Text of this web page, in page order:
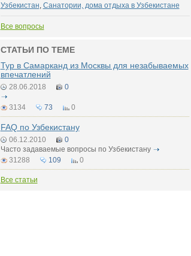
Узбекистан, Санатории, дома отдыха в Узбекистане
Все вопросы
СТАТЬИ ПО ТЕМЕ
Тур в Самарканд из Москвы для незабываемых
впечатлений
28.06.2018 0
3134 73 0
FAQ по Узбекистану
06.12.2010
0
Часто задаваемые вопросы по Узбекистану
31288
109 0
Все статьи